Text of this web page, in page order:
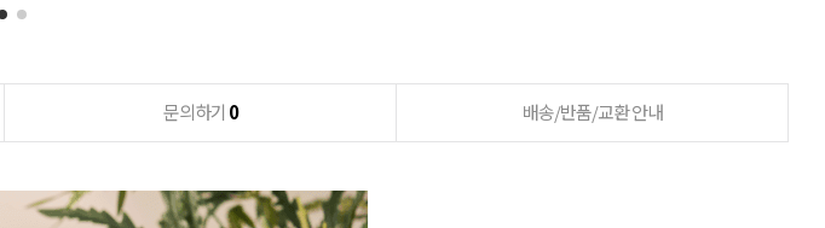
문의하기 0 배송/반품/교환 안내